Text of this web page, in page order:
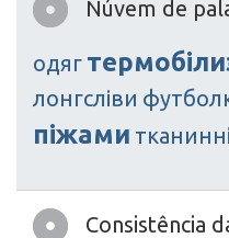
Núvem de
одяг
лонгсліви
піжами тканинні
Consistência